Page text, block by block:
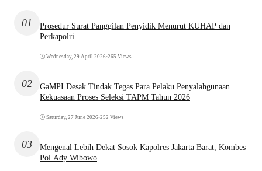
01
Prosedur Surat Panggilan Penyidik Menurut KUHAP dan
Perkapolri
Wednesday, 29 April 2026•265 Views
02
GaMPI Desak Tindak Tegas Para Pelaku Penyalahgunaan
Kekuasaan Proses Seleksi TAPM Tahun 2026
Saturday, 27 June 2026•252 Views
03
Mengenal Lebih Dekat Sosok Kapolres Jakarta Barat, Kombes
Pol Ady Wibowo